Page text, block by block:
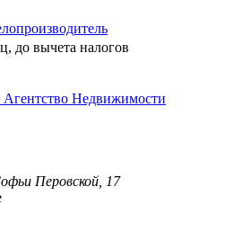
до вычета налогов
Недвижимости
Перовской, 17